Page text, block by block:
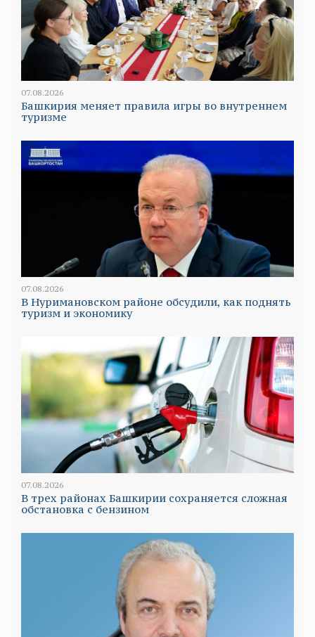
07.08.2026
Башкирия меняет правила игры во внутреннем
туризме
07.08.2026
В Нуримановском районе обсудили, как поднять
туризм и экономику
07.08.2026
В трех районах Башкирии сохраняется сложная
обстановка с бензином